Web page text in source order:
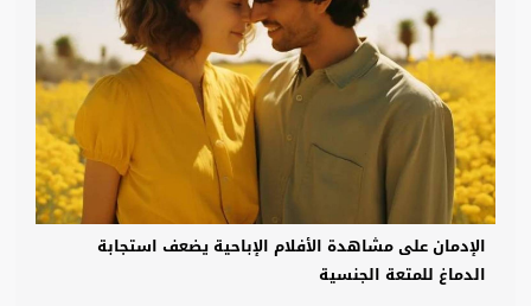
الإدمان على مشاهدة الأفلام الإباحية يضعف استجابة
الدماغ للمتعة الجنسية